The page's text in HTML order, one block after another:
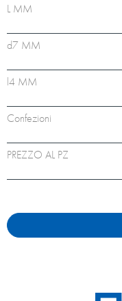
L MM
d7 MM
l4 MM
Confezioni
PREZZO AL PZ